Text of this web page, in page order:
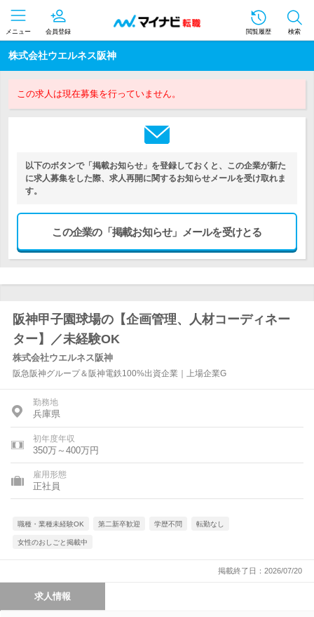
メニュー 会員登録 閲覧履歴 検索
株式会社ウエルネス阪神
この求人は現在募集を行っていません。
以下のボタンで「掲載お知らせ」を登録しておくと、この企業が新た
に求人募集をした際、求人再開に関するお知らせメールを受け取れま
す。
この企業の「掲載お知らせ」メールを受けとる
阪神甲子園球場の【企画管理、人材コーディネー
ター】／未経験OK
株式会社ウエルネス阪神
阪急阪神グループ＆阪神電鉄100%出資企業｜上場企業G
勤務地
兵庫県
初年度年収
350万～400万円
雇用形態
正社員
職種・業種未経験OK 第二新卒歓迎 学歴不問 転勤なし
女性のおしごと掲載中
掲載終了日：2026/07/20
求人情報